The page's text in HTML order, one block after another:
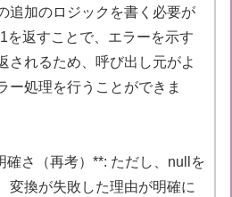
追加のロジックを書く必要が
を返すことで、エラーを示す
されるため、呼び出し元がよ
ー処理を行うことができま
確さ（再考）**: ただし、nullを
変換が失敗した理由が明確に